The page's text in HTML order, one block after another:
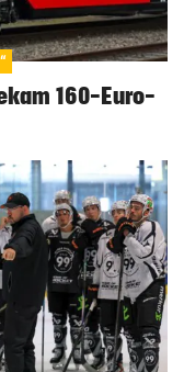
160-Euro-